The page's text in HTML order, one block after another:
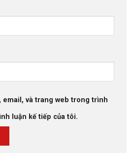
email, và trang web trong trình
luận kế tiếp của tôi.